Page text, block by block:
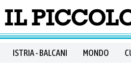
ISTRIA - BALCANI MONDO